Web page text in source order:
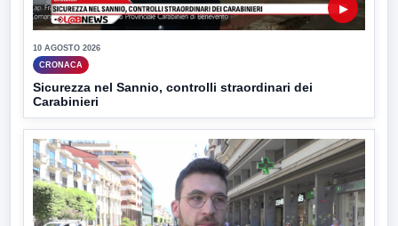
▶
10 AGOSTO 2026
CRONACA
Sicurezza nel Sannio, controlli straordinari dei
Carabinieri